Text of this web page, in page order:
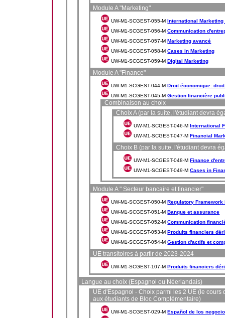
Module A "Marketing"
UW-M1-SCGEST-055-MInternational Marketing
UW-M1-SCGEST-056-MCommunication
UW-M1-SCGEST-057-MMarketing avancé
UW-M1-SCGEST-058-MCases in Marketing
UW-M1-SCGEST-059-MDigital Marketing
Module A "Finance"
UW-M1-SCGEST-044-MDroit économique:
UW-M1-SCGEST-045-MGestion financière
Combinaison au choix
Choix A (par la suite, l'étudiant devra
UW-M1-SCGEST-046-MInternational
UW-M1-SCGEST-047-MFinancial
Choix B (par la suite, l'étudiant devra
UW-M1-SCGEST-048-MFinance
UW-M1-SCGEST-049-MCases in
Module A " Secteur bancaire et financier"
UW-M1-SCGEST-050-MRegulatory
UW-M1-SCGEST-051-MBanque et assurance
UW-M1-SCGEST-052-MCommunication
UW-M1-SCGEST-053-MProduits financiers
UW-M1-SCGEST-054-MGestion d'actifs et
UE transitoires à partir de 2023-2024
UW-M1-SCGEST-107-MProduits financiers
Langue au choix (Espagnol ou Néerlandais)
UE d'Espagnol - Choix parmi les 2 UE (le
aux étudiants de Bloc Complémentaire)
UW-M1-SCGEST-029-MEspañol de los